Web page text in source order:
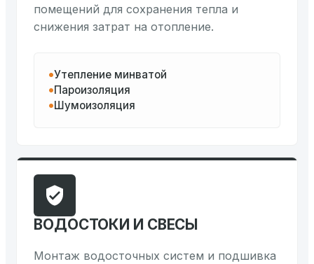
помещений для сохранения тепла и
снижения затрат на отопление.
Утепление минватой
Пароизоляция
Шумоизоляция
ВОДОСТОКИ И СВЕСЫ
Монтаж водосточных систем и подшивка